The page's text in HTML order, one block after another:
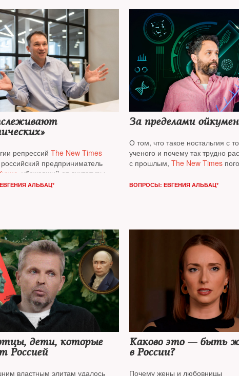
репрессий The New Times
российский предприниматель
, убежавший от диктатуры
АЛЬБАЦ*
За пределами
О том, что такое ностальгия с
ученого и почему так трудно
с прошлым, The New Times
известным блогеромИльей
ВОПРОСЫ: ЕВГЕНИЯ АЛЬБАЦ*
дети, которые
Россией
властным элитам удалось
Каково это — быть
в России?
Почему жены и любовницы